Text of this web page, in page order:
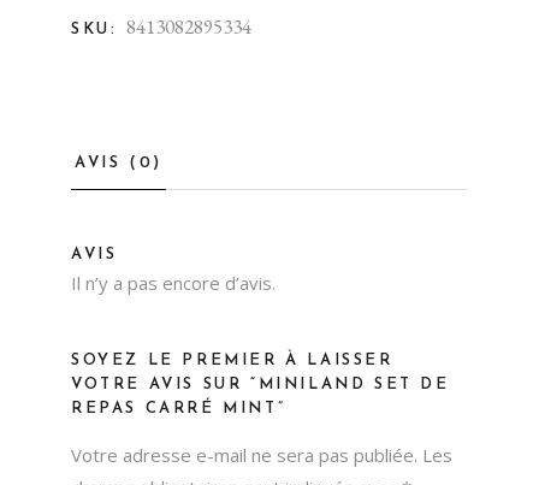
SKU: 8413082895334
AVIS (0)
AVIS
Il n’y a pas encore d’avis.
SOYEZ LE PREMIER À LAISSER
VOTRE AVIS SUR “MINILAND SET DE
REPAS CARRÉ MINT”
Votre adresse e-mail ne sera pas publiée. Les